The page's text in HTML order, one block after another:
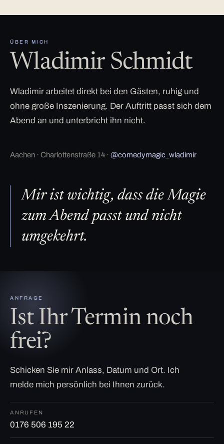
ÜBER MICH
Wladimir Schmidt
Wladimir arbeitet direkt bei den Gästen, ruhig und
ohne große Inszenierung. Der Auftritt passt sich dem
Abend an und unterbricht ihn nicht.
Aachen · Charlottenstraße 14 · @comedymagic_wladimir
Mir ist wichtig, dass die Magie
zum Abend passt und nicht
umgekehrt.
ANFRAGE
Ist Ihr Termin noch
frei?
Schicken Sie mir Anlass, Datum und Ort. Ich
melde mich persönlich bei Ihnen zurück.
ANRUFEN
0176 506 195 22